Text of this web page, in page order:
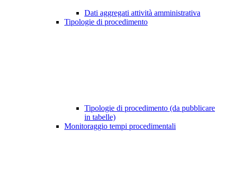
Dati aggregati attività amministrativa
Tipologie di procedimento
Tipologie di procedimento (da pubblicare
in tabelle)
Monitoraggio tempi procedimentali